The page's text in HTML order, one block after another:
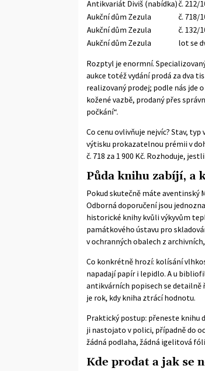
Antikvariát Diviš (nabídka)č. 212/
Aukční dům Zezula
č. 718/
Aukční dům Zezula
č. 132/
Aukční dům Zezula
lot se
Rozptyl je enormní.
aukce totéž vydání prodá za dva
realizovaný prodej; podle nás jde
kožené vazbě, prodaný přes
počkání“.
Co cenu ovlivňuje nejvíc? Stav,
výtisku prokazatelnou prémii v
č. 718 za 1 900 Kč. Rozhoduje,
Půda knihu zabíjí, a
Pokud skutečně máte aventinský
Odborná doporučení jsou
historické knihy kvůli výkyvům
památkového ústavu pro
v ochranných obalech z
Co konkrétně hrozí: kolísání
napadají papír i lepidlo. A u
antikvárních popisech se detailně
je rok, kdy kniha ztrácí hodnotu.
Praktický postup: přeneste knihu
ji nastojato v polici, případně do
žádná podlaha, žádná igelitová
Kde prodat a jak se